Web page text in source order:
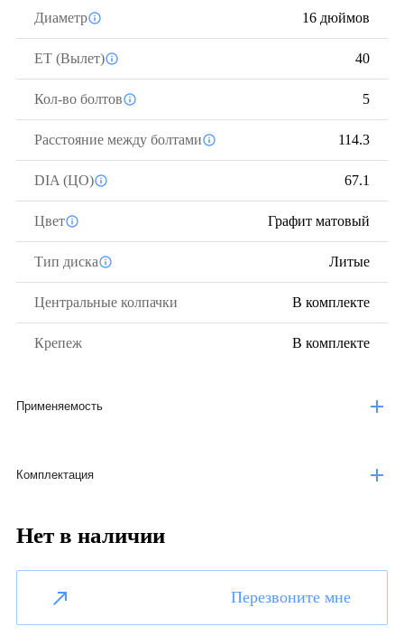
Диаметр 16 дюймов
ЕТ (Вылет) 40
Кол-во болтов 5
Расстояние между болтами 114.3
DIA (ЦО) 67.1
Цвет Графит матовый
Тип диска Литые
Центральные колпачки В комплекте
Крепеж В комплекте
Применяемость
Комплектация
Нет в наличии
Перезвоните мне